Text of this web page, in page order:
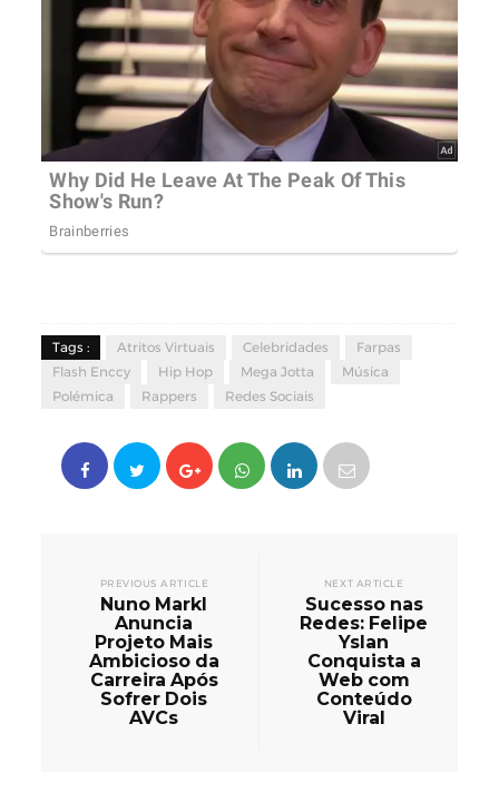
Tags : Atritos Virtuais Celebridades
Farpas
Flash Enccy
Hip Hop Mega Jotta
Música
Polémica
Rappers Redes Sociais
PREVIOUS ARTICLE
Nuno Markl
Anuncia
Projeto Mais
Ambicioso da
Carreira Após
Sofrer Dois
AVCs
NEXT ARTICLE
Sucesso nas
Redes: Felipe
Yslan
Conquista a
Web com
Conteúdo
Viral